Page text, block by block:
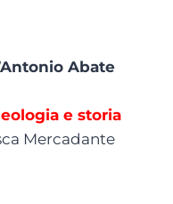
Abate
e storia
Mercadante